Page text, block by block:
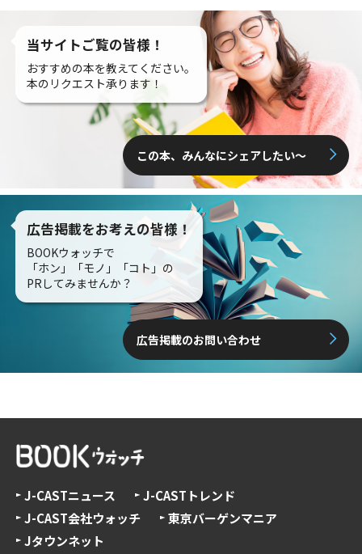
当サイトご覧の皆様！
おすすめの本を教えてください。
本のリクエスト承ります！
この本、みんなにシェアしたい〜
広告掲載をお考えの皆様！
BOOKウォッチで
「ホン」「モノ」「コト」の
PRしてみませんか？
広告掲載のお問い合わせ
J-CASTニュース
J-CASTトレンド
J-CAST会社ウォッチ
東京バーゲンマニア
Jタウンネット